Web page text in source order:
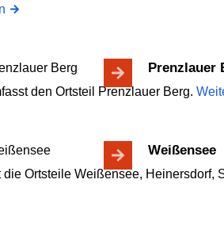
Prenzlauer
den Ortsteil Prenzlauer Berg.
Weißensee
Ortsteile Weißensee, Heinersdorf,